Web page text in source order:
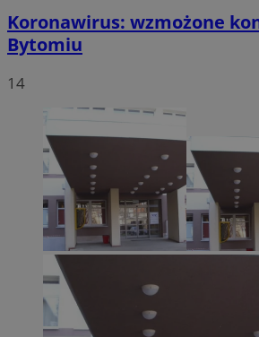
Koronawirus: wzmożone
Bytomiu
14